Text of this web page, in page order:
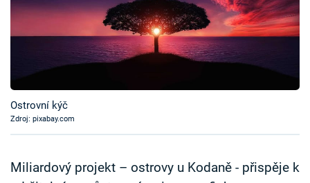
TV Program
Sledujte prima+
Ostrovní kýč
Zdroj: pixabay.com
Miliardový projekt – ostrovy u Kodaně - přispěje k